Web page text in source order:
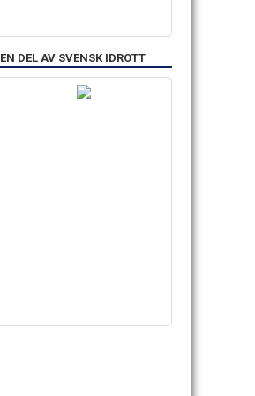
EN DEL AV SVENSK IDROTT